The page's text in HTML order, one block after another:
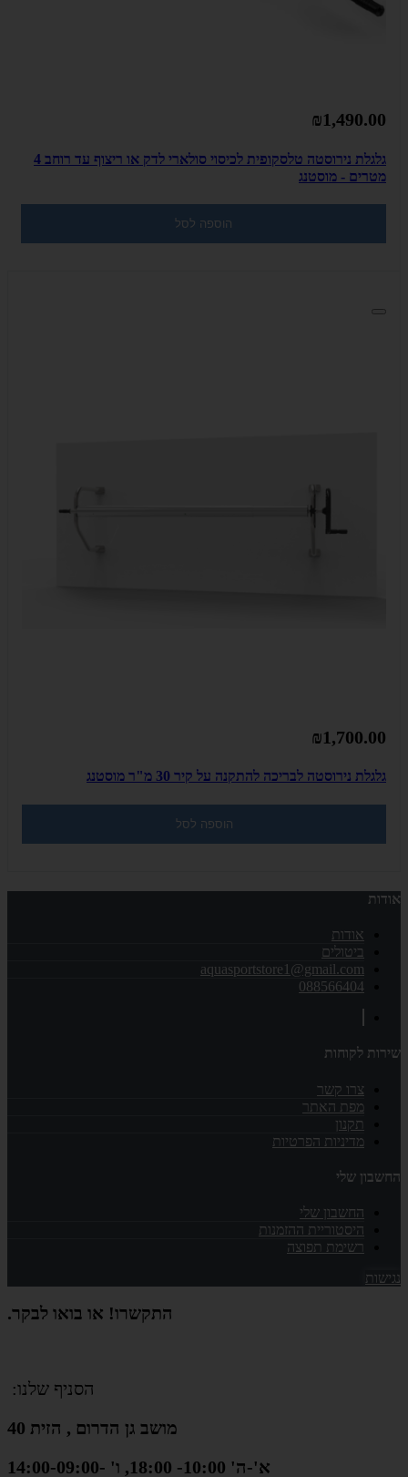
₪1,490.00
גלגלת נירוסטה טלסקופית לכיסוי סולארי לדק או ריצוף עד רוחב 4
מטרים - מוסטנג
הוספה לסל
₪1,700.00
גלגלת נירוסטה לבריכה להתקנה על קיר 30 מ"ר מוסטנג
הוספה לסל
אודות
אודות
ביטולים
aquasportstore1@gmail.com
088566404
שירות לקוחות
צרו קשר
מפת האתר
תקנון
מדיניות הפרטיות
החשבון שלי
החשבון שלי
היסטוריית ההזמנות
רשימת תפוצה
נגישות
התקשרו! או בואו לבקר.
הסניף שלנו:
מושב גן הדרום , הזית 40
א'-ה' 10:00- 18:00, ו' -14:00-09:00